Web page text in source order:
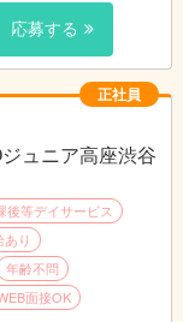
れております。
の特性、生活・ソ
業務全般
衝業務
アドバイス
の困り感をご相
応募する
正社員
ュニア高座渋谷
後等デイサービス
り
年齢不問
面接OK